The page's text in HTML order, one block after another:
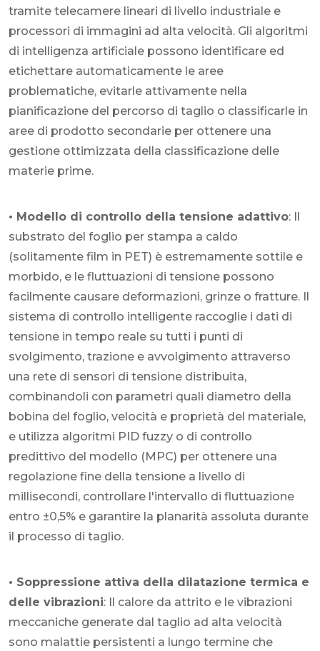
tramite telecamere lineari di livello industriale e
processori di immagini ad alta velocità. Gli algoritmi
di intelligenza artificiale possono identificare ed
etichettare automaticamente le aree
problematiche, evitarle attivamente nella
pianificazione del percorso di taglio o classificarle in
aree di prodotto secondarie per ottenere una
gestione ottimizzata della classificazione delle
materie prime.
• Modello di controllo della tensione adattivo: Il
substrato del foglio per stampa a caldo
(solitamente film in PET) è estremamente sottile e
morbido, e le fluttuazioni di tensione possono
facilmente causare deformazioni, grinze o fratture. Il
sistema di controllo intelligente raccoglie i dati di
tensione in tempo reale su tutti i punti di
svolgimento, trazione e avvolgimento attraverso
una rete di sensori di tensione distribuita,
combinandoli con parametri quali diametro della
bobina del foglio, velocità e proprietà del materiale,
e utilizza algoritmi PID fuzzy o di controllo
predittivo del modello (MPC) per ottenere una
regolazione fine della tensione a livello di
millisecondi, controllare l'intervallo di fluttuazione
entro ±0,5% e garantire la planarità assoluta durante
il processo di taglio.
• Soppressione attiva della dilatazione termica e
delle vibrazioni: Il calore da attrito e le vibrazioni
meccaniche generate dal taglio ad alta velocità
sono malattie persistenti a lungo termine che